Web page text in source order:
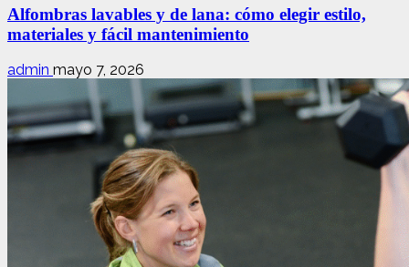
Alfombras lavables y de lana: cómo elegir estilo,
materiales y fácil mantenimiento
admin mayo 7, 2026